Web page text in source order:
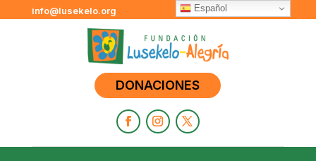
info@lusekelo.org
DONACIONES
Español